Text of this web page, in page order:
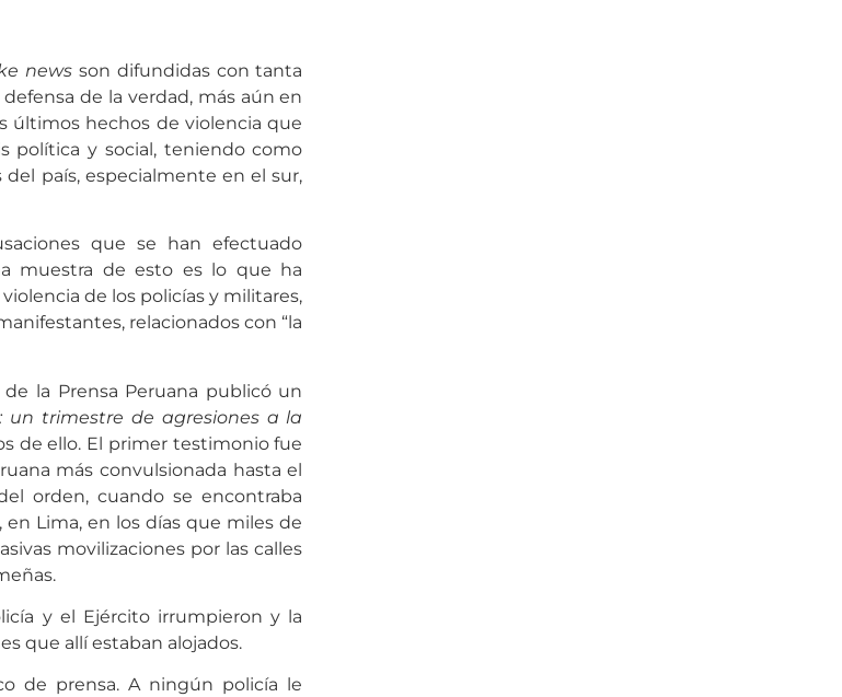
news son difundidas con tanta
de la verdad, más aún en
últimos hechos de violencia que
política y social, teniendo como
país, especialmente en el sur,
que se han efectuado
muestra de esto es lo que ha
de los policías y militares,
relacionados con “la
la Prensa Peruana publicó un
un trimestre de agresiones a la
de ello. El primer testimonio fue
más convulsionada hasta el
orden, cuando se encontraba
Lima, en los días que miles de
movilizaciones por las calles
y el Ejército irrumpieron y la
que allí estaban alojados.
de prensa. A ningún policía le